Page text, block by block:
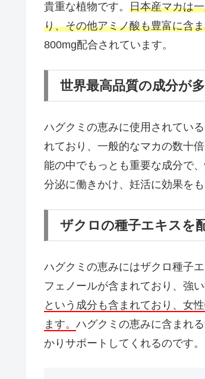
貴重な植物です。 日本産マカは
り、その他アミノ酸も豊富に含
800mg配合されています。
世界最高品質の成分が
ハグクミの恵みに使用されてい
れており、一般的なマカの数十
能の中でもっとも重要な成分で
分泌に働きかけ、妊活に効果をも
ザクロの種子エキスを
ハグクミの恵みにはザクロ種子
フェノールが含まれており、強
という成分も含まれており、女
ます。 ハグクミの恵みに含まれ
かりサポートしてくれるのです。